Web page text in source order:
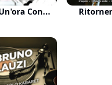
Con...